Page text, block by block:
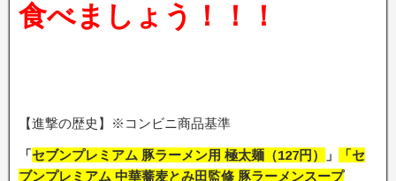
食べましょう！！！
【進撃の歴史】※コンビニ商品基準
「セブンプレミアム 豚ラーメン用 極太麺（127円） 」
「セ
ブンプレミアム 中華蕎麦とみ田監修 豚ラーメンスープ